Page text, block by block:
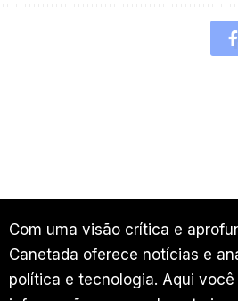
Com uma visão crítica e
Canetada oferece notícias e
política e tecnologia. Aqui